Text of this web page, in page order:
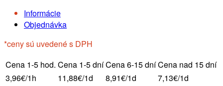
Informácie
Objednávka
*ceny sú uvedené s DPH
Cena 1-5 hod. Cena 1-5 dníCena 6-15 dníCena nad 15 dní
3,96€/1h
11,88€/1d 8,91€/1d 7,13€/1d